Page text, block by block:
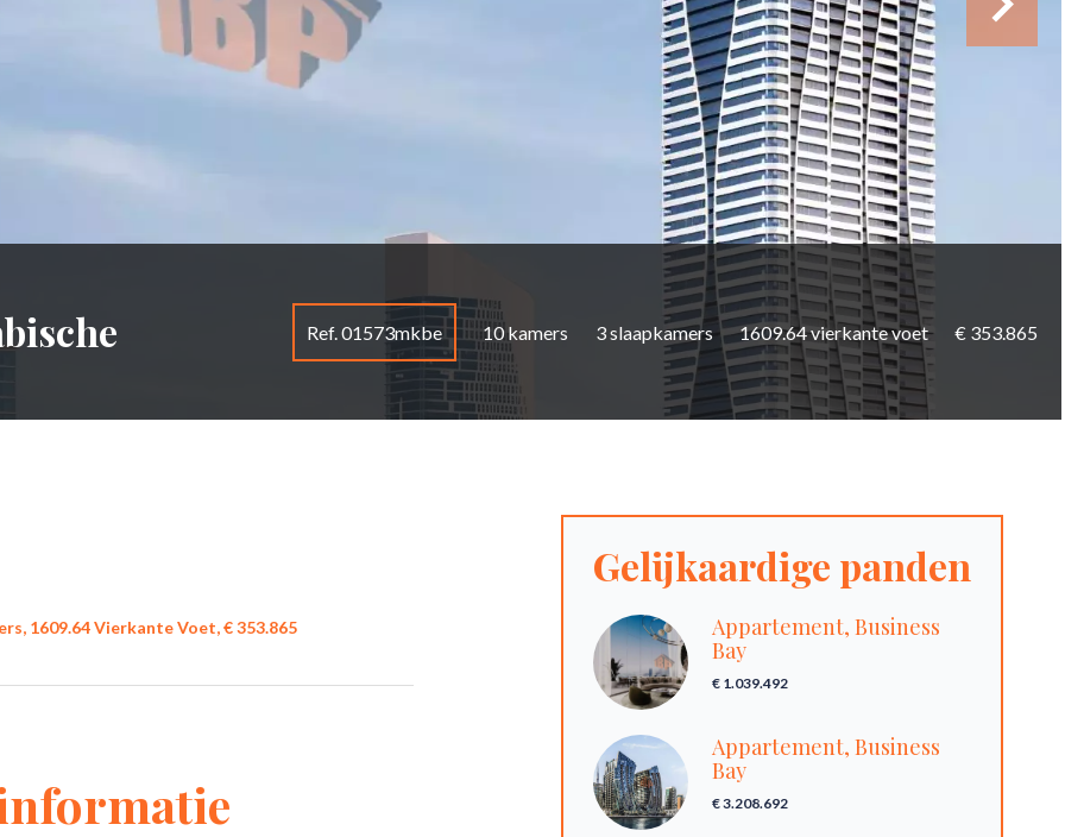
Ref. 01573mkbe 10 kamers 3 slaapkamers 1609.64 vierkante voet € 353.865
1609.64 Vierkante Voet, € 353.865
Gelijkaardige panden
Appartement, Business
Bay
€ 1.039.492
Appartement, Business
Bay
€ 3.208.692